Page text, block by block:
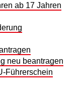
ab 17 Jahren
neu beantragen
Führerschein